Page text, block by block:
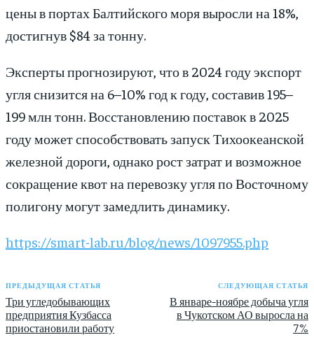
цены в портах Балтийского моря выросли на 18%,
достигнув $84 за тонну.
Эксперты прогнозируют, что в 2024 году экспорт
угля снизится на 6–10% год к году, составив 195–
199 млн тонн. Восстановлению поставок в 2025
году может способствовать запуск Тихоокеанской
железной дороги, однако рост затрат и возможное
сокращение квот на перевозку угля по Восточному
полигону могут замедлить динамику.
https://smart-lab.ru/blog/news/1097955.php
ПРЕДЫДУЩАЯ СТАТЬЯ
Три угледобывающих
предприятия Кузбасса
приостановили работу
СЛЕДУЮЩАЯ СТАТЬЯ
В январе-ноябре добыча угля
в Чукотском АО выросла на
7%